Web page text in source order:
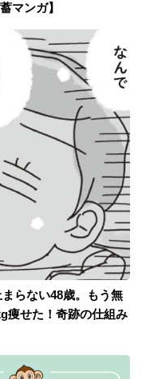
マンガ】
らない48歳。もう無
痩せた！奇跡の仕組み